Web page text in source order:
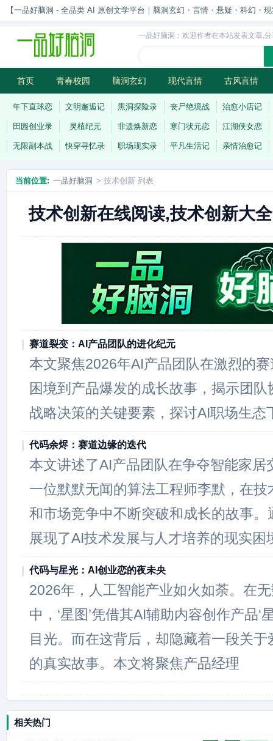
【一品好脑洞 - 全品类 AI 原创文学平台｜脑洞玄幻・言情・悬疑・科幻・
一品好脑洞：欢迎作者在本站发表文章,
首页 青春校园 脑洞玄幻 现代言情 古风言情
历史权谋 武侠江湖 灵异志怪 连载
年下直球恋 文明邂逅记 黑洞探险录 丧尸绝境战 治愈小店记
田园创业录 灵植纪元 非遗焕新恋 寒门状元恋 江湖侠女恋
无限副本战 快穿寻忆录 职场现实录 平凡生活记 亲情治愈记
当前位置: 一品好脑洞 > 技术创新 列表
技术创新在线阅读,技术创新大
赛道裂变：AI产品团队的进化纪元
本文聚焦2026年AI产品团队在激烈的
困境到产品爆发的成长故事，揭示团
战略决策的关键要素，探讨AI职场生态
代码余烬：赛道边缘的迭代
本文讲述了AI产品团队在争夺智能家居
一位默默无闻的算法工程师李默，在
和市场竞争中不断突破和成长的故事。
展现了AI技术发展与人才培养的现实困
代码与星光：AI创业恋的夜未央
2026年，人工智能产业如火如荼。在
中，‘星图’凭借其AI辅助内容创作产品‘
目光。而在这背后，却隐藏着一段关
的真实故事。本文将聚焦产品经理
相关热门